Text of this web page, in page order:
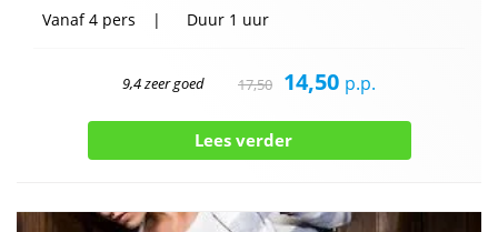
Vanaf4 pers Duur 1 uur
9,4 zeer goed 17,50 14,50 p.p.
Lees verder